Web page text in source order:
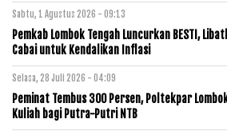
Sabtu, 1 Agustus 2026 - 09:13
Pemkab Lombok Tengah Luncurkan BESTI,
Cabai untuk Kendalikan Inflasi
Selasa, 28 Juli 2026 - 04:09
Peminat Tembus 300 Persen, Poltekpar
Kuliah bagi Putra-Putri NTB